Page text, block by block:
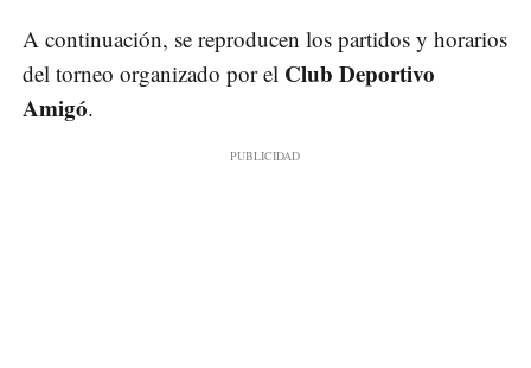
A continuación, se reproducen los partidos y horarios
del torneo organizado por el Club Deportivo
Amigó.